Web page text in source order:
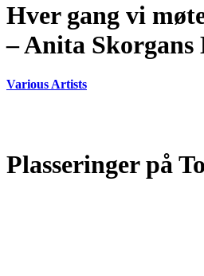
Hver gang vi
– Anita Skorgans
Various Artists
Plasseringer på